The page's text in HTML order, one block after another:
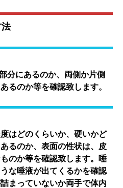
分にあるのか、両側か片側
るのか等を確認致します。
はどのくらいか、硬いかど
るのか、表面の性状は、皮
のか等を確認致します。唾
な唾液が出てくるかを確認
まっていないか両手で体内